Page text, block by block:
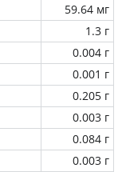
59.64 мг
1.3 г
0.004 г
0.001 г
0.205 г
0.003 г
0.084 г
0.003 г